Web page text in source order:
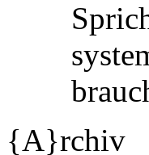
{A}rchiv